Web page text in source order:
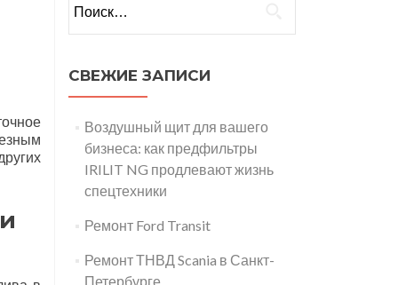
СВЕЖИЕ ЗАПИСИ
Воздушный щит для вашего
бизнеса: как предфильтры
IRILIT NG продлевают жизнь
спецтехники
Ремонт Ford Transit
Ремонт ТНВД Scania в Санкт-
Петербурге